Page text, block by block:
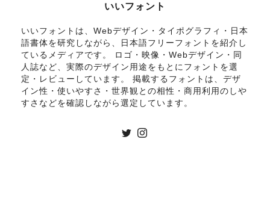
いいフォント
いいフォントは、Webデザイン・タイポグラフィ・日本
語書体を研究しながら、日本語フリーフォントを紹介し
ているメディアです。 ロゴ・映像・Webデザイン・同
人誌など、実際のデザイン用途をもとにフォントを選
定・レビューしています。 掲載するフォントは、デザ
イン性・使いやすさ・世界観との相性・商用利用のしや
すさなどを確認しながら選定しています。